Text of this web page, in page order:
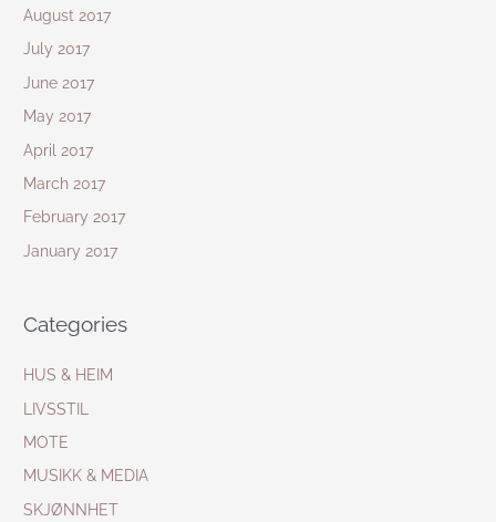
August 2017
July 2017
June 2017
May 2017
April 2017
March 2017
February 2017
January 2017
Categories
HUS & HEIM
LIVSSTIL
MOTE
MUSIKK & MEDIA
SKJØNNHET